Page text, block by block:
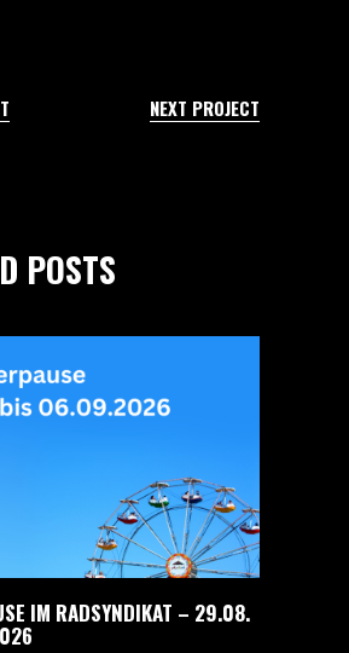
NEXT PROJECT
POSTS
IM RADSYNDIKAT – 29.08.